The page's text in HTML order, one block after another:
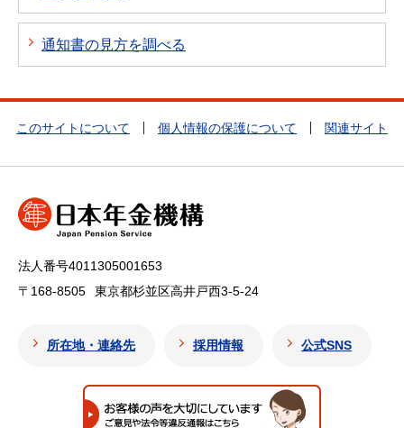
通知書の見方を調べる
このサイトについて 個人情報の保護について 関連サイト
法人番号4011305001653
〒168-8505
東京都杉並区高井戸西3-5-24
所在地・連絡先 採用情報 公式SNS